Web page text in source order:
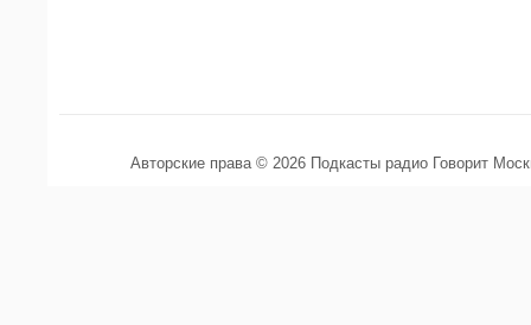
Авторские права © 2026 Подкасты радио Говорит